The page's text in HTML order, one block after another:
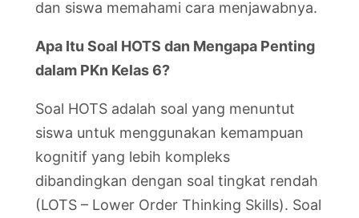
dan siswa memahami cara menjawabnya.
Apa Itu Soal HOTS dan Mengapa Penting
dalam PKn Kelas 6?
Soal HOTS adalah soal yang menuntut
siswa untuk menggunakan kemampuan
kognitif yang lebih kompleks
dibandingkan dengan soal tingkat rendah
(LOTS – Lower Order Thinking Skills). Soal